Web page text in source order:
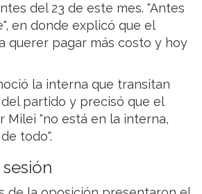
del 23 de este mes. "Antes
en donde explicó que el
querer pagar más costo y hoy
la interna que transitan
partido y precisó que el
Milei "no está en la interna,
todo".